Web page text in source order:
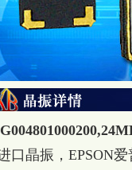
口晶振，EPSON